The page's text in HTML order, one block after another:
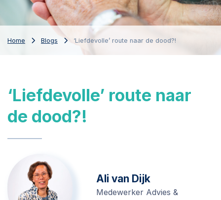
Home Blogs ‘Liefdevolle’ route naar de dood?!
‘Liefdevolle’ route naar
de dood?!
Ali van Dijk
Medewerker Advies &